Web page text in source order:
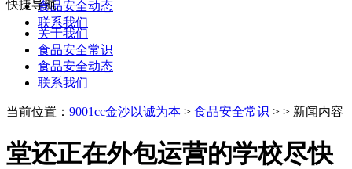
食品安全动态
联系我们
快捷导航
关于我们
食品安全常识
食品安全动态
联系我们
当前位置： 9001cc金沙以诚为本 > 食品安全常识 > > 新闻内容
堂还正在外包运营的学校尽快